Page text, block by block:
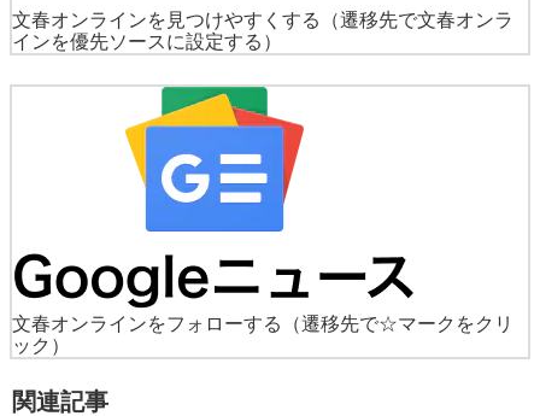
文春オンラインを見つけやすくする
（遷移先で文春オンラ
インを優先ソースに設定する）
文春オンラインをフォローする
（遷移先で☆マークをクリ
ック）
関連記事